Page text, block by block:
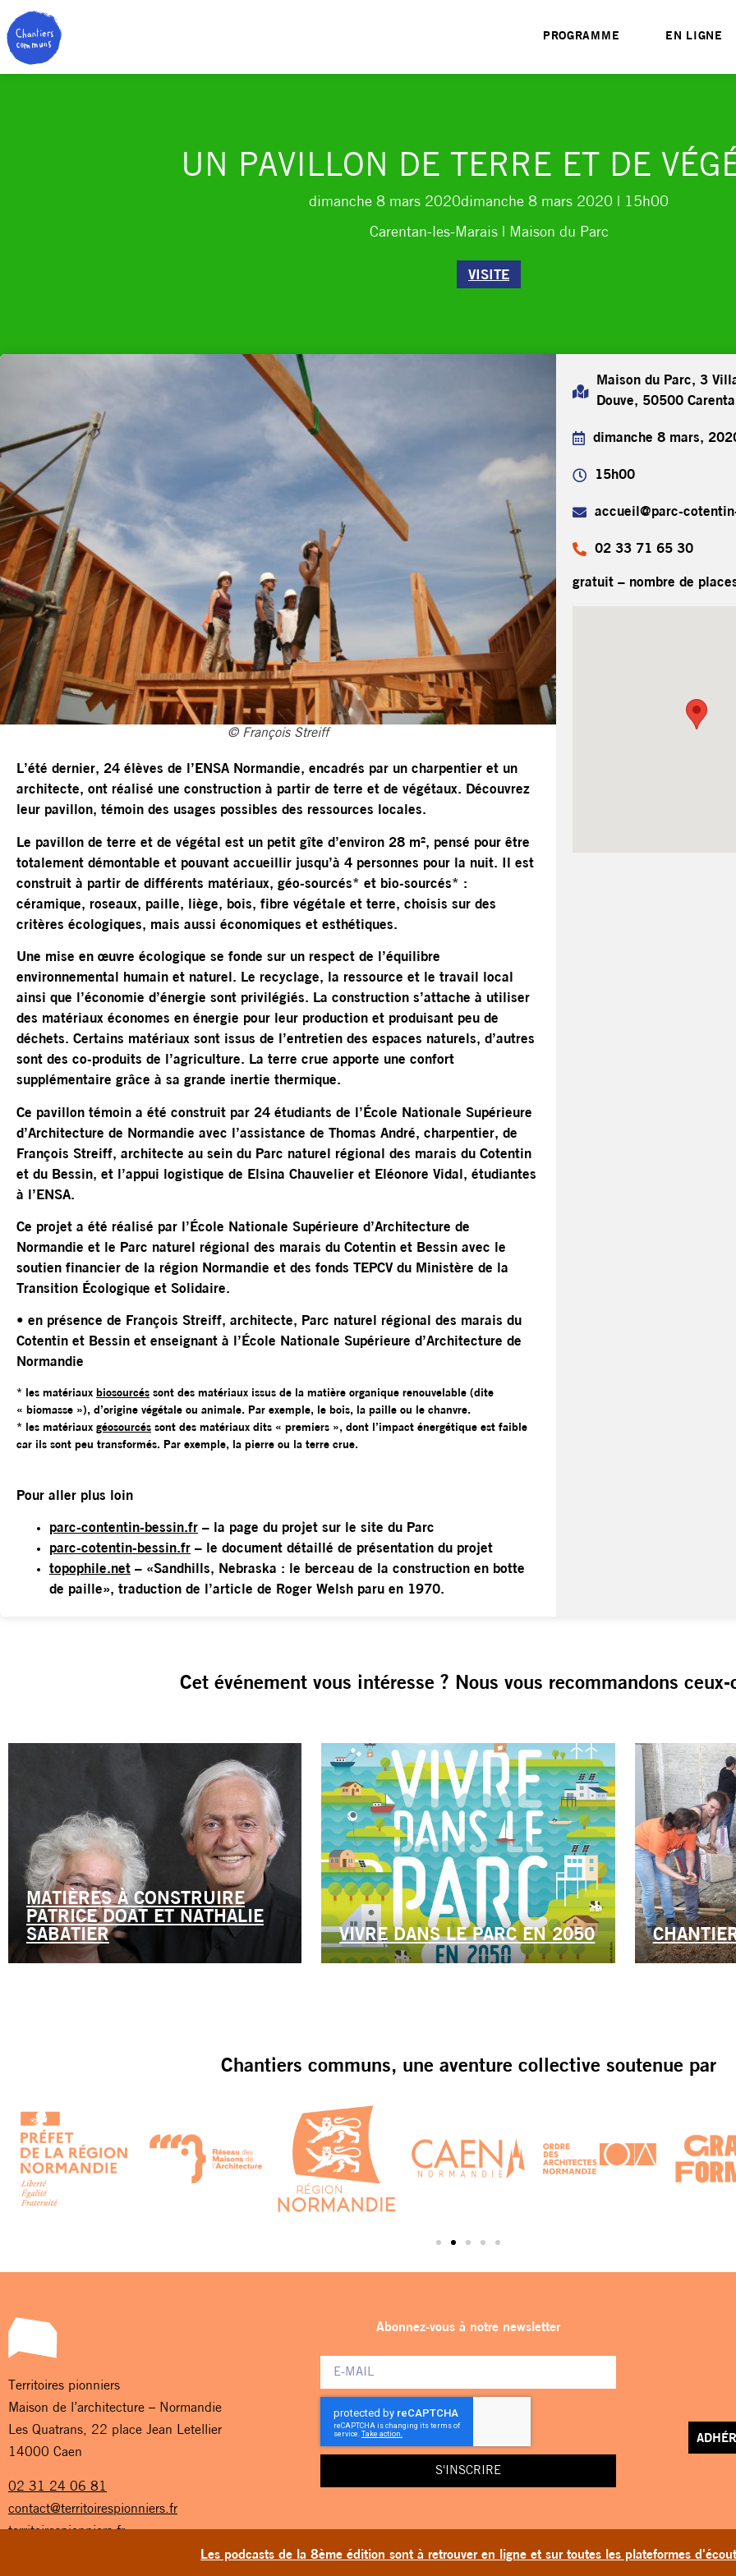
Les podcasts de la 8ème édition sont à retrouver en ligne et sur toutes les plateformes
PROGRAMME EN LIGNE
UN PAVILLON DE TERRE ET DE
dimanche 8 mars 2020dimanche 8 mars 2020 | 15h00
Carentan-les-Marais | Maison du Parc
VISITE
© François Streiff
L’été dernier, 24 élèves de l’ENSA Normandie, encadrés par un charpentier et un
architecte, ont réalisé une construction à partir de terre et de végétaux. Découvrez
leur pavillon, témoin des usages possibles des ressources locales.
Le pavillon de terre et de végétal est un petit gîte d’environ 28 m², pensé pour être
totalement démontable et pouvant accueillir jusqu’à 4 personnes pour la nuit. Il est
construit à partir de différents matériaux, géo-sourcés* et bio-sourcés* :
céramique, roseaux, paille, liège, bois, fibre végétale et terre, choisis sur des
critères écologiques, mais aussi économiques et esthétiques.
Une mise en œuvre écologique se fonde sur un respect de l’équilibre
environnemental humain et naturel. Le recyclage, la ressource et le travail local
ainsi que l’économie d’énergie sont privilégiés. La construction s’attache à utiliser
des matériaux économes en énergie pour leur production et produisant peu de
déchets. Certains matériaux sont issus de l’entretien des espaces naturels, d’autres
sont des co-produits de l’agriculture. La terre crue apporte une confort
supplémentaire grâce à sa grande inertie thermique.
Ce pavillon témoin a été construit par 24 étudiants de l’École Nationale Supérieure
d’Architecture de Normandie avec l’assistance de Thomas André, charpentier, de
François Streiff, architecte au sein du Parc naturel régional des marais du Cotentin
et du Bessin, et l’appui logistique de Elsina Chauvelier et Eléonore Vidal, étudiantes
à l’ENSA.
Ce projet a été réalisé par l’École Nationale Supérieure d’Architecture de
Normandie et le Parc naturel régional des marais du Cotentin et Bessin avec le
soutien financier de la région Normandie et des fonds TEPCV du Ministère de la
Transition Écologique et Solidaire.
• en présence de François Streiff, architecte, Parc naturel régional des marais du
Cotentin et Bessin et enseignant à l’École Nationale Supérieure d’Architecture de
Normandie
* les matériaux biosourcés sont des matériaux issus de la matière organique renouvelable (dite
« biomasse »), d’origine végétale ou animale. Par exemple, le bois, la paille ou le chanvre.
* les matériaux géosourcés sont des matériaux dits « premiers », dont l’impact énergétique est faible
car ils sont peu transformés. Par exemple, la pierre ou la terre crue.
Pour aller plus loin
parc-contentin-bessin.fr – la page du projet sur le site du Parc
parc-cotentin-bessin.fr – le document détaillé de présentation du projet
topophile.net – «Sandhills, Nebraska : le berceau de la construction en botte
de paille», traduction de l’article de Roger Welsh paru en 1970.
Maison du Parc, 3
Douve, 50500
dimanche 8 mars,
15h00
accueil@parc-
02 33 71 65 30
gratuit – nombre de
Cet événement vous intéresse ? Nous vous recommandons
MATIÈRES À CONSTRUIRE
PATRICE DOAT ET NATHALIE
SABATIER
VIVRE DANS LE PARC EN 2050
Chantiers communs, une aventure collective soutenue par
Territoires pionniers
Maison de l’architecture – Normandie
Les Quatrans, 22 place Jean Letellier
14000 Caen
02 31 24 06 81
contact@territoirespionniers.fr
territoirespionniers.fr
Abonnez-vous à notre newsletter
S'INSCRIRE